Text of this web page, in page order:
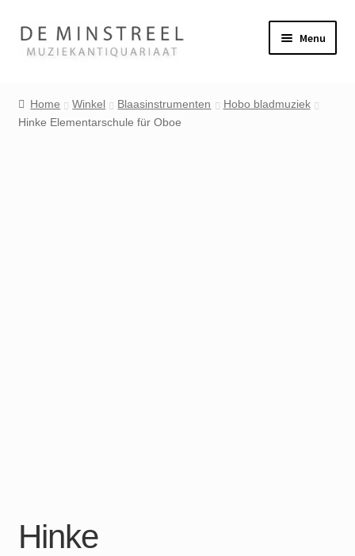
Ga
door
Ga
naar
Menu
Contact
Home Winkel Blaasinstrumenten
Hobo bladmuziek
Hinke Elementarschule für Oboe
Hinke